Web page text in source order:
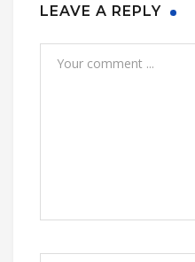
LEAVE A REPLY